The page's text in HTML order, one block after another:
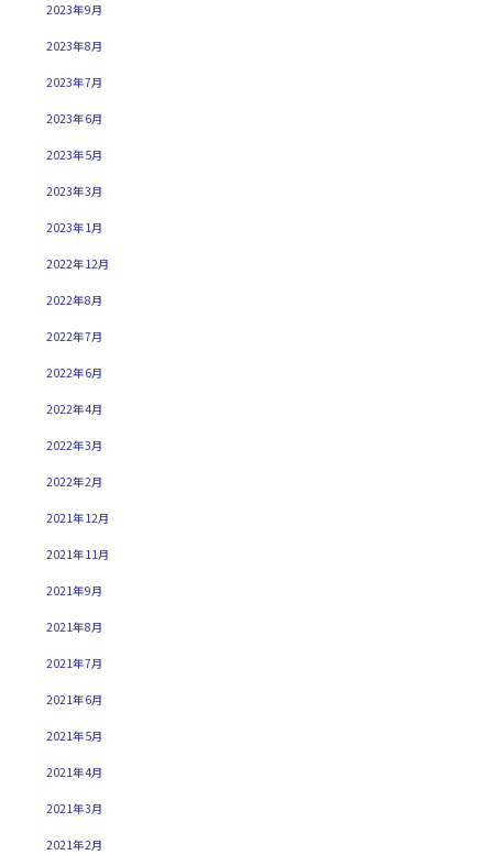
2023年9月
2023年8月
2023年7月
2023年6月
2023年5月
2023年3月
2023年1月
2022年12月
2022年8月
2022年7月
2022年6月
2022年4月
2022年3月
2022年2月
2021年12月
2021年11月
2021年9月
2021年8月
2021年7月
2021年6月
2021年5月
2021年4月
2021年3月
2021年2月